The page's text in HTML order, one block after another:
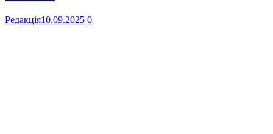
Редакція10.09.2025 0